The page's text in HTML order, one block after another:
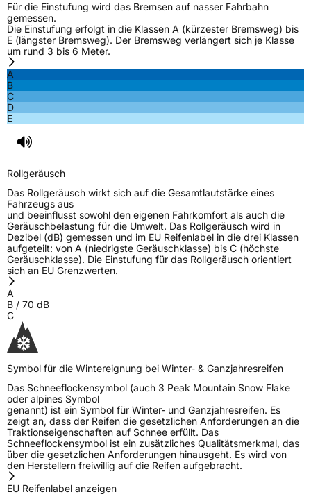
Für die Einstufung wird das Bremsen auf nasser Fahrbahn
gemessen.
Die Einstufung erfolgt in die Klassen A (kürzester Bremsweg) bis
E (längster Bremsweg). Der Bremsweg verlängert sich je Klasse
um rund 3 bis 6 Meter.
A
B
C
D
E
Rollgeräusch
Das Rollgeräusch wirkt sich auf die Gesamtlautstärke eines
Fahrzeugs aus
und beeinflusst sowohl den eigenen Fahrkomfort als auch die
Geräuschbelastung für die Umwelt. Das Rollgeräusch wird in
Dezibel (dB) gemessen und im EU Reifenlabel in die drei Klassen
aufgeteilt: von A (niedrigste Geräuschklasse) bis C (höchste
Geräuschklasse). Die Einstufung für das Rollgeräusch orientiert
sich an EU Grenzwerten.
A
B / 70 dB
C
Symbol für die Wintereignung bei Winter- & Ganzjahresreifen
Das Schneeflockensymbol (auch 3 Peak Mountain Snow Flake
oder alpines Symbol
genannt) ist ein Symbol für Winter- und Ganzjahresreifen. Es
zeigt an, dass der Reifen die gesetzlichen Anforderungen an die
Traktionseigenschaften auf Schnee erfüllt. Das
Schneeflockensymbol ist ein zusätzliches Qualitätsmerkmal, das
über die gesetzlichen Anforderungen hinausgeht. Es wird von
den Herstellern freiwillig auf die Reifen aufgebracht.
EU Reifenlabel anzeigen